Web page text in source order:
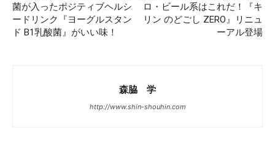
菌が入ったポジティブヘルシ
ードリンク『ヨーグルスタン
ド B1乳酸菌』がいい味！
ロ・ビール系はこれだ！『キ
リン のどごし ZERO』リニュ
ーアル登場
森脇 学
http://www.shin-shouhin.com